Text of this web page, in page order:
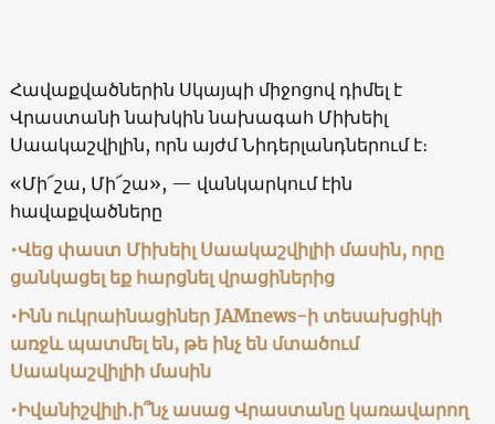
Հավաքվածներին Սկայպի միջոցով դիմել է
Վրաստանի նախկին նախագահ Միխեիլ
Սաակաշվիլին, որն այժմ Նիդերլանդներում է։
«Մի՜շա, Մի՜շա», — վանկարկում էին
հավաքվածները
•Վեց փաստ Միխեիլ Սաակաշվիլիի մասին, որը
ցանկացել եք հարցնել վրացիներից
•Ինն ուկրաինացիներ JAMnews-ի տեսախցիկի
առջև պատմել են, թե ինչ են մտածում
Սաակաշվիլիի մասին
•Իվանիշվիլի․ի՞նչ ասաց Վրաստանը կառավարող